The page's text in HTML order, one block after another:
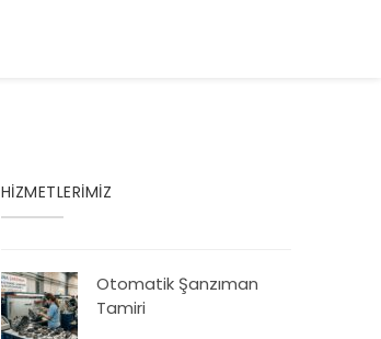
HİZMETLERİMİZ
Otomatik Şanzıman
Tamiri